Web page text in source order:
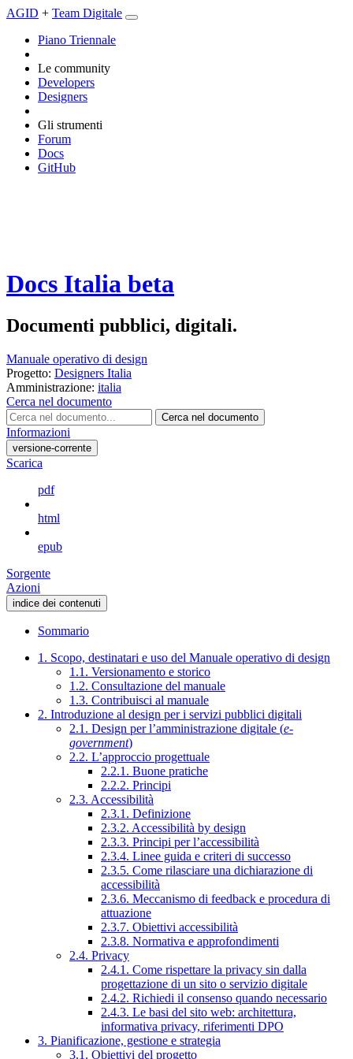
AGID + Team Digitale
Piano Triennale
Le community
Developers
Designers
Gli strumenti
Forum
Docs
GitHub
Docs Italia beta
Documenti pubblici, digitali.
Manuale operativo di design
Progetto: Designers Italia
Amministrazione: italia
Cerca nel documento
Cerca nel documento
Informazioni
versione-corrente
Scarica
pdf
html
epub
Sorgente
Azioni
indice dei contenuti
Sommario
1. Scopo, destinatari e uso del Manuale operativo di design
1.1. Versionamento e storico
1.2. Consultazione del manuale
1.3. Contribuisci al manuale
2. Introduzione al design per i servizi pubblici digitali
2.1. Design per l’amministrazione digitale (e-
government)
2.2. L’approccio progettuale
2.2.1. Buone pratiche
2.2.2. Principi
2.3. Accessibilità
2.3.1. Definizione
2.3.2. Accessibilità by design
2.3.3. Principi per l’accessibilità
2.3.4. Linee guida e criteri di successo
2.3.5. Come rilasciare una dichiarazione di
accessibilità
2.3.6. Meccanismo di feedback e procedura di
attuazione
2.3.7. Obiettivi accessibilità
2.3.8. Normativa e approfondimenti
2.4. Privacy
2.4.1. Come rispettare la privacy sin dalla
progettazione di un sito o servizio digitale
2.4.2. Richiedi il consenso quando necessario
2.4.3. Le basi del sito web: architettura,
informativa privacy, riferimenti DPO
3. Pianificazione, gestione e strategia
3.1. Obiettivi del progetto